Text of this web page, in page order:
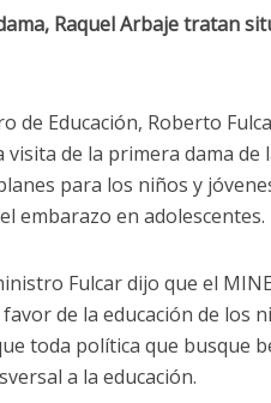
Raquel Arbaje tratan
de Educación, Roberto
de la primera dama de
para los niños y
embarazo en adolescentes.
Fulcar dijo que el
de la educación de los
toda política que busque
a la educación.